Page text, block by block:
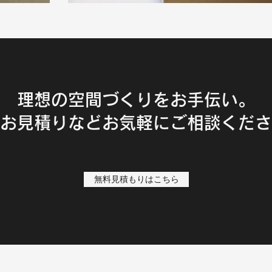
理想の空間づくりをお手伝い。
見積りなどお気軽にご相談くだ
無料見積もりはこちら